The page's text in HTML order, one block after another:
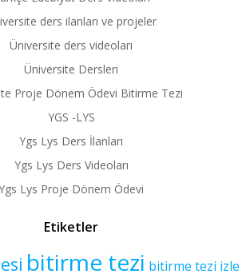
ders ilanları ve projeler
Üniversite ders videoları
Üniversite Dersleri
Proje Dönem Ödevi Bitirme Tezi
YGS -LYS
Ygs Lys Ders İlanları
Ygs Lys Ders Videoları
Lys Proje Dönem Ödevi
Etiketler
bitirme tezi bitirme tezi izle